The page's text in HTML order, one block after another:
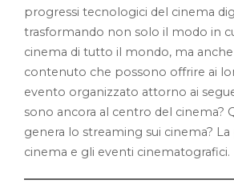
progressi tecnologici del cinema
trasformando non solo il modo in
cinema di tutto il mondo, ma
contenuto che possono offrire ai
evento organizzato attorno ai
sono ancora al centro del cinema?
genera lo streaming sui cinema?
cinema e gli eventi cinematografici.